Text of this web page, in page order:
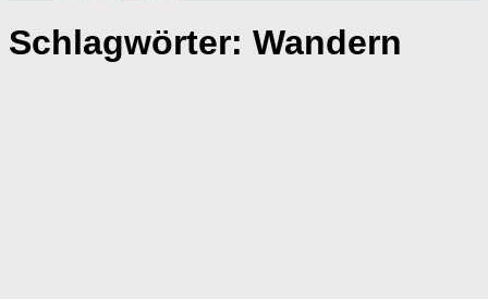
Schlagwörter: Wandern